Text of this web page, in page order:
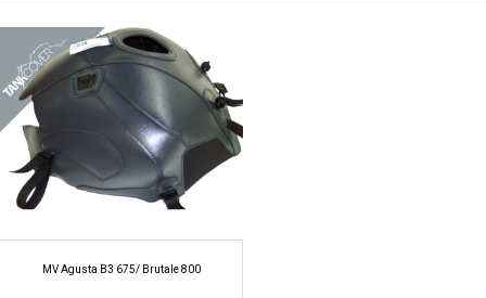
MV Agusta B3 675/ Brutale 800